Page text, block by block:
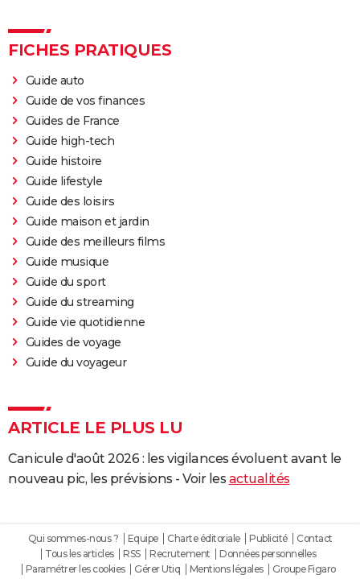
FICHES PRATIQUES
Guide auto
Guide de vos finances
Guides de France
Guide high-tech
Guide histoire
Guide lifestyle
Guide des loisirs
Guide maison et jardin
Guide des meilleurs films
Guide musique
Guide du sport
Guide du streaming
Guide vie quotidienne
Guides de voyage
Guide du voyageur
ARTICLE LE PLUS LU
Canicule d'août 2026 : les vigilances évoluent avant le
nouveau pic, les prévisions - Voir les actualités
Qui sommes-nous ? Equipe Charte éditoriale Publicité
Contact
Tous les articles
RSS Recrutement
Données personnelles
Paramétrer les cookies
Gérer Utiq Mentions légales
Groupe Figaro